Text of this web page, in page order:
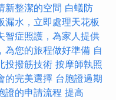
新整潔的空間 白蟻防
漏水，立即處理天花板
智症照護，為家人提供
為您的旅程做好準備 自
投撥筋技術 按摩師執照
的完美選擇 台胞證過期
證的申請流程 提高